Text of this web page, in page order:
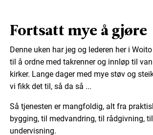
Fortsatt mye å gjøre
Denne uken har jeg og lederen her i
til å ordne med takrenner og innløp til
kirker. Lange dager med mye støv og
vi fikk det til, så da så ...
Så tjenesten er mangfoldig, alt fra
bygging, til medvandring, til rådgivning,
undervisning.